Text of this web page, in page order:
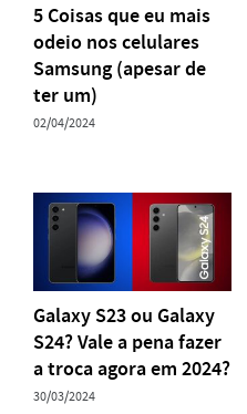
5 Coisas que eu mais
odeio nos celulares
Samsung (apesar de
ter um)
02/04/2024
Galaxy S23 ou Galaxy
S24? Vale a pena fazer
a troca agora em 2024?
30/03/2024